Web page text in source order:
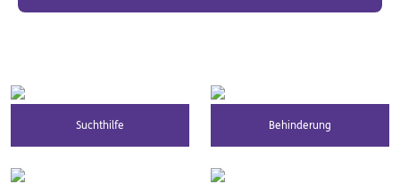
Suchthilfe Behinderung